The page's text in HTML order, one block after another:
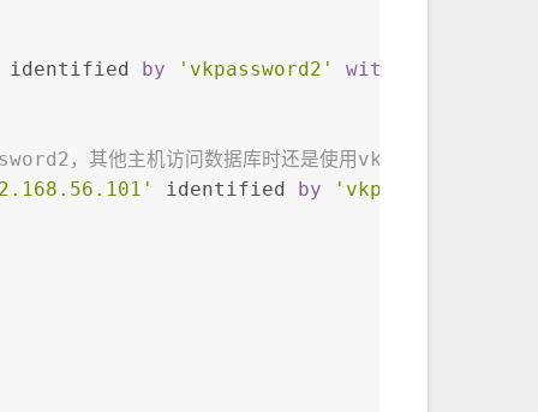
identified by 'vkpassword2' with
，其他主机访问数据库时还是使用vkpassword
identified by 'vkpassword2'